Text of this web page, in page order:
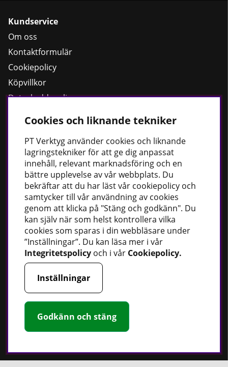
Kundservice
Om oss
Kontaktformulär
Cookiepolicy
Köpvillkor
Dataskyddspolicy
Bästsäljare
Fordonsbelysning
Uppvärmning
Fettsprutor
Strömförsörjning
Handskar
Rotationslasrar
Håll dig uppdaterad
Facebook
Cookies och liknande tekniker
PTVerktyg använder cookies och liknande
lagringstekniker för att ge dig anpassat
innehåll, relevant marknadsföring och en
bättre upplevelse av vår webbplats. Du
bekräftar att du har läst vår cookiepolicy och
samtycker till vår användning av cookies
genom att klicka på "Stäng och godkänn". Du
kan själv när som helst kontrollera vilka
cookies som sparas i din webbläsare under
”Inställningar”. Du kan läsa mer i vår
Integritetspolicy och i vår Cookiepolicy.
Inställningar
Godkänn och stäng